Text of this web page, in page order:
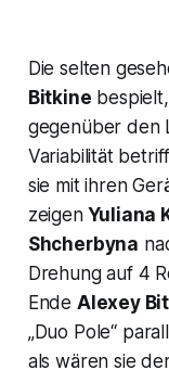
Die selten
Bitkine
gegenüber den
Variabilität
sie mit ihren
zeigenYuliana
Shcherbyna
Drehung auf 4
Ende Alexey
„Duo Pole“
als wären sie